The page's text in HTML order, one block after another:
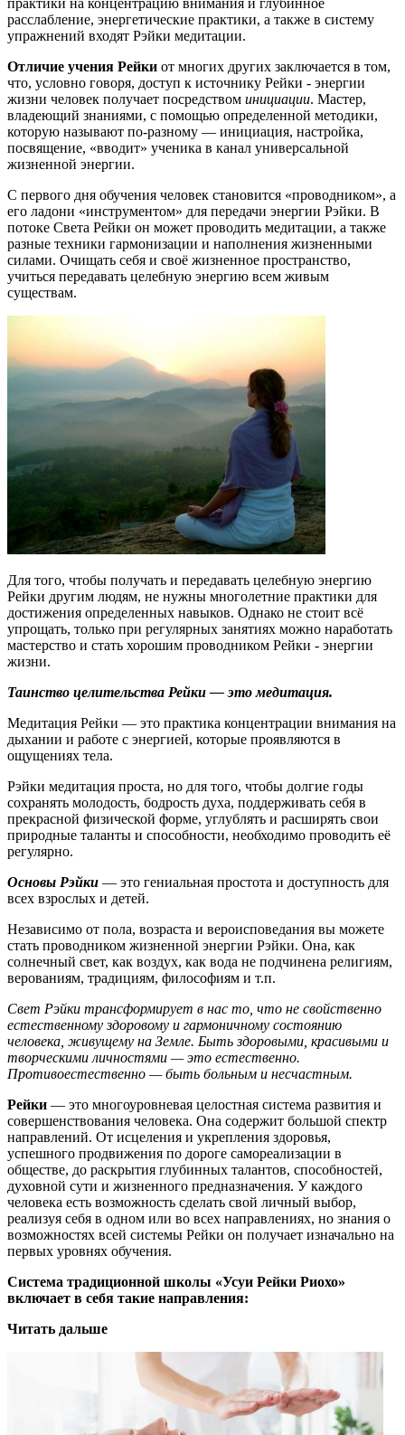
практики на концентрацию внимания и глубинное
расслабление, энергетические практики, а также в систему
упражнений входят Рэйки медитации.
Отличие учения Рейки от многих других заключается в том,
что, условно говоря, доступ к источнику Рейки - энергии
жизни человек получает посредством инициации. Мастер,
владеющий знаниями, с помощью определенной методики,
которую называют по-разному — инициация, настройка,
посвящение, «вводит» ученика в канал универсальной
жизненной энергии.
С первого дня обучения человек становится «проводником», а
его ладони «инструментом» для передачи энергии Рэйки. В
потоке Света Рейки он может проводить медитации, а также
разные техники гармонизации и наполнения жизненными
силами. Очищать себя и своё жизненное пространство,
учиться передавать целебную энергию всем живым
существам.
Для того, чтобы получать и передавать целебную энергию
Рейки другим людям, не нужны многолетние практики для
достижения определенных навыков. Однако не стоит всё
упрощать, только при регулярных занятиях можно наработать
мастерство и стать хорошим проводником Рейки - энергии
жизни.
Таинство целительства Рейки — это медитация.
Медитация Рейки — это практика концентрации внимания на
дыхании и работе с энергией, которые проявляются в
ощущениях тела.
Рэйки медитация проста, но для того, чтобы долгие годы
сохранять молодость, бодрость духа, поддерживать себя в
прекрасной физической форме, углублять и расширять свои
природные таланты и способности, необходимо проводить её
регулярно.
Основы Рэйки — это гениальная простота и доступность для
всех взрослых и детей.
Независимо от пола, возраста и вероисповедания вы можете
стать проводником жизненной энергии Рэйки. Она, как
солнечный свет, как воздух, как вода не подчинена религиям,
верованиям, традициям, философиям и т.п.
Свет Рэйки трансформирует в нас то, что не свойственно
естественному здоровому и гармоничному состоянию
человека, живущему на Земле. Быть здоровыми, красивыми и
творческими личностями — это естественно.
Противоестественно — быть больным и несчастным.
Рейки — это многоуровневая целостная система развития и
совершенствования человека. Она содержит большой спектр
направлений. От исцеления и укрепления здоровья,
успешного продвижения по дороге самореализации в
обществе, до раскрытия глубинных талантов, способностей,
духовной сути и жизненного предназначения. У каждого
человека есть возможность сделать свой личный выбор,
реализуя себя в одном или во всех направлениях, но знания о
возможностях всей системы Рейки он получает изначально на
первых уровнях обучения.
Система традиционной школы «Усуи Рейки Риохо»
включает в себя такие направления:
Читать дальше